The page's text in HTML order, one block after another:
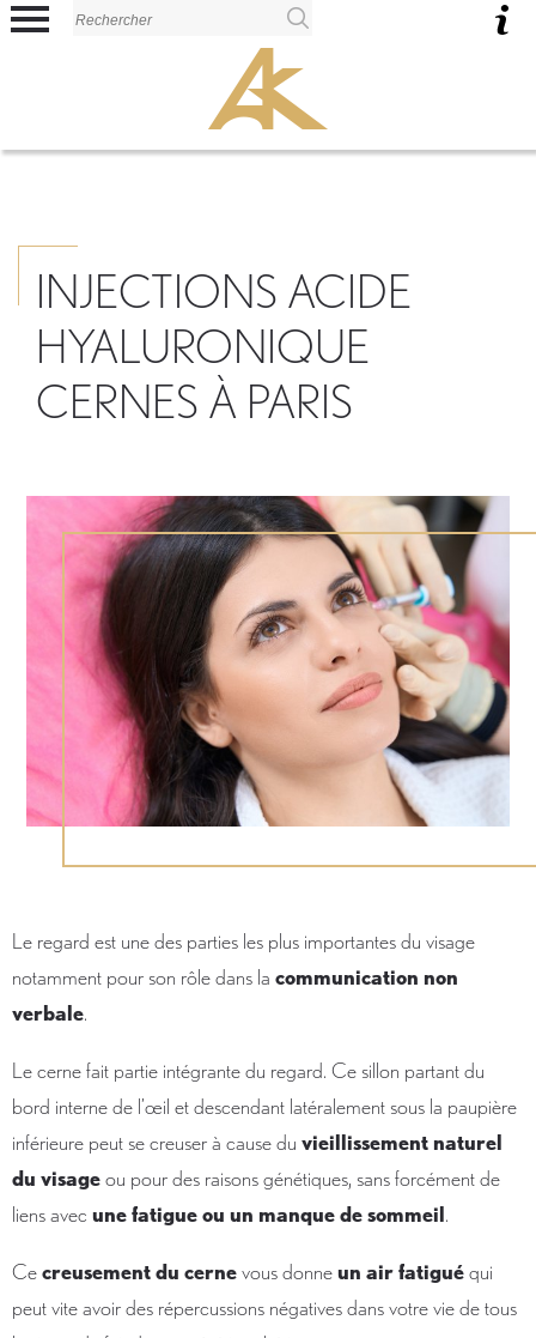
INJECTIONS ACIDE
HYALURONIQUE
CERNES À PARIS
Le regard est une des parties les plus importantes du visage
notamment pour son rôle dans la communication non
verbale.
Le cerne fait partie intégrante du regard. Ce sillon partant du
bord interne de l’œil et descendant latéralement sous la paupière
inférieure peut se creuser à cause du vieillissement naturel
du visageou pour des raisons génétiques, sans forcément de
liens avec une fatigue ou un manque de sommeil.
Cecreusement du cernevous donneun air fatiguéqui
peut vite avoir des répercussions négatives dans votre vie de tous
Panneau de gestion des cookies